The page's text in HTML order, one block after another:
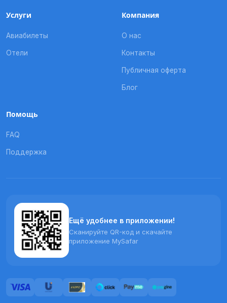
Услуги
Авиабилеты
Отели
Компания
О нас
Контакты
Публичная оферта
Блог
Помощь
FAQ
Поддержка
Ещё удобнее в приложении!
Сканируйте QR-код и скачайте
приложение MySafar